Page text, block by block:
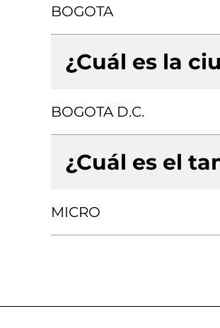
BOGOTA
¿Cuál es la
BOGOTA D.C.
¿Cuál es el
MICRO